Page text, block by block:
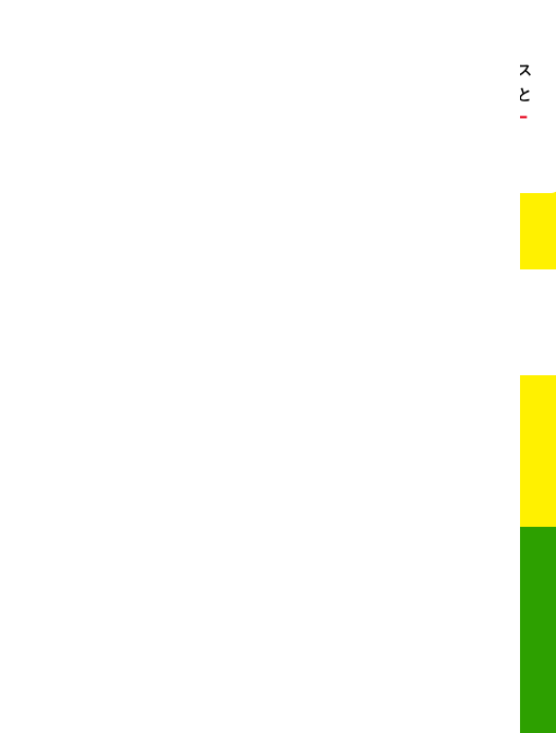
。ガソリンス
タンドや整備工場の既存インフラを活用すること
リー